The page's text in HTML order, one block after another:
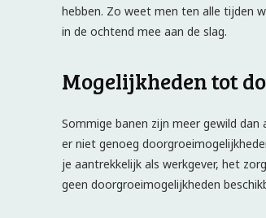
hebben. Zo weet men ten alle tijden
in de ochtend mee aan de slag.
Mogelijkheden tot
Sommige banen zijn meer gewild
er niet genoeg
je aantrekkelijk als werkgever, het
geen doorgroeimogelijkheden